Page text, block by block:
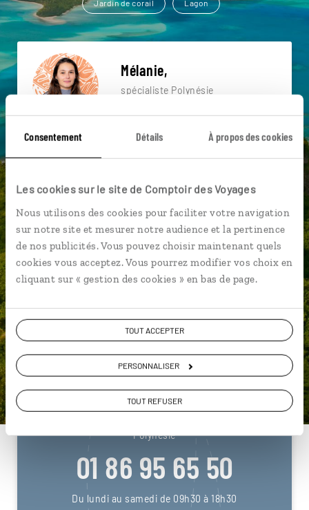
Consentement Détails À propos des cookies
Les cookies sur le site de Comptoir des Voyages
Nous utilisons des cookies pour faciliter votre navigation
sur notre site et mesurer notre audience et la pertinence
de nos publicités. Vous pouvez choisir maintenant quels
cookies vous acceptez. Vous pourrez modifier vos choix en
cliquant sur « gestion des cookies » en bas de page.
TOUT ACCEPTER
PERSONNALISER
TOUT REFUSER
Jardin de corail Lagon
Mélanie,
spécialiste Polynésie
Suivez vos envies et demandez conseils à nos
Ils sauront organiser votre itinéraire au plus
près de vos envies et de la réalité du pays.
Échangez en face à face ou depuis nos studios
connectés en agence, mais aussi par email ou
téléphone.
Vous gardez le même interlocuteur avant,
DEMANDER UN DEVIS
ou
Polynésie
01 86 95 65 50
Du lundi au samedi de 09h30 à 18h30